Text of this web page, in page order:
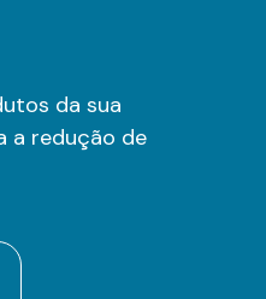
da sua
a redução de